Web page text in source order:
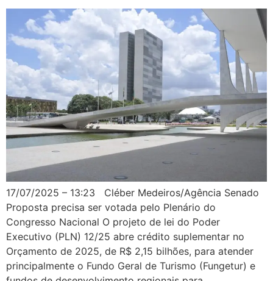
17/07/2025 – 13:23 Cléber Medeiros/Agência Senado
Proposta precisa ser votada pelo Plenário do
Congresso Nacional O projeto de lei do Poder
Executivo (PLN) 12/25 abre crédito suplementar no
Orçamento de 2025, de R$ 2,15 bilhões, para atender
principalmente o Fundo Geral de Turismo (Fungetur) e